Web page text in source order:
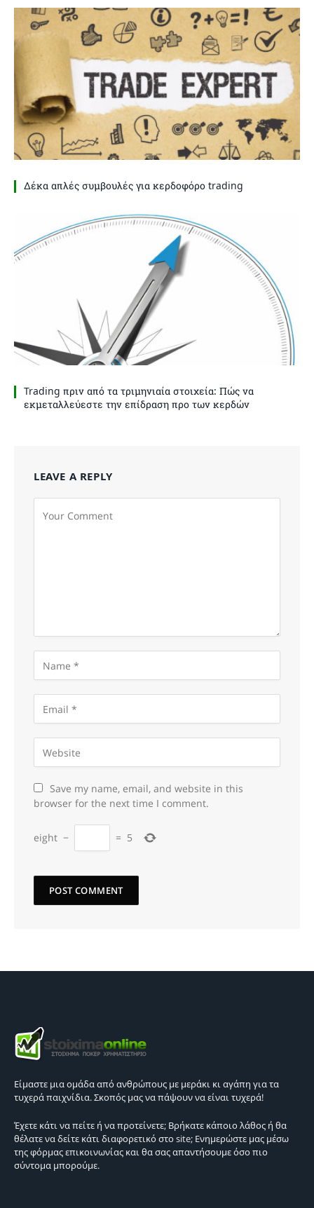
Δέκα απλές συμβουλές για κερδοφόρο trading
Trading πριν από τα τριμηνιαία στοιχεία: Πώς να
εκμεταλλεύεστε την επίδραση προ των κερδών
LEAVE A REPLY
Save my name, email, and website in this
browser for the next time I comment.
eight − = 5
Είμαστε μια ομάδα από ανθρώπους με μεράκι κι αγάπη για τα
τυχερά παιχνίδια. Σκοπός μας να πάψουν να είναι τυχερά!
Έχετε κάτι να πείτε ή να προτείνετε; Βρήκατε κάποιο λάθος ή θα
θέλατε να δείτε κάτι διαφορετικό στο site; Ενημερώστε μας μέσω
της φόρμας επικοινωνίας και θα σας απαντήσουμε όσο πιο
σύντομα μπορούμε.